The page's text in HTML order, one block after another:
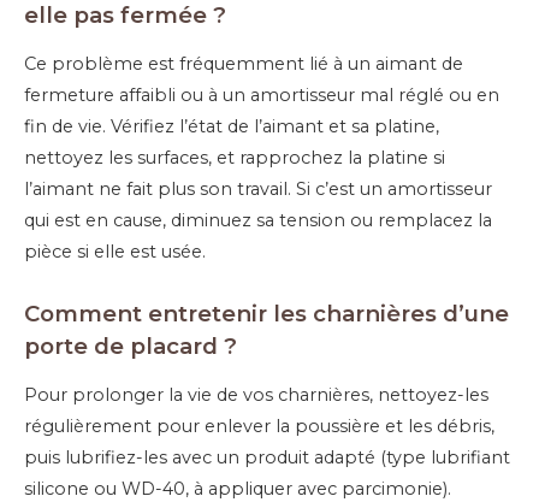
elle pas fermée ?
Ce problème est fréquemment lié à un aimant de
fermeture affaibli ou à un amortisseur mal réglé ou en
fin de vie. Vérifiez l’état de l’aimant et sa platine,
nettoyez les surfaces, et rapprochez la platine si
l’aimant ne fait plus son travail. Si c’est un amortisseur
qui est en cause, diminuez sa tension ou remplacez la
pièce si elle est usée.
Comment entretenir les charnières d’une
porte de placard ?
Pour prolonger la vie de vos charnières, nettoyez-les
régulièrement pour enlever la poussière et les débris,
puis lubrifiez-les avec un produit adapté (type lubrifiant
silicone ou WD-40, à appliquer avec parcimonie).